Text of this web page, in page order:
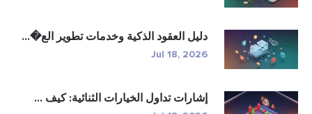
دليل العقود الذكية وخدمات تطوير الع�...
Jul 18, 2026
إشارات تداول الخيارات الثنائية: كيف ...